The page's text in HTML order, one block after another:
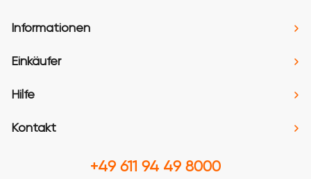
Informationen
Einkäufer
Hilfe
Kontakt
+49 611 94 49 8000